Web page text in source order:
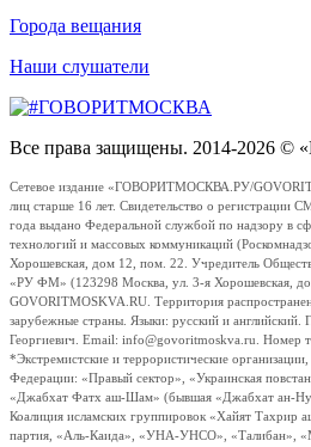
Города вещания
Наши слушатели
Все права защищены. 2014-2026 ©
Сетевое издание «ГОВОРИТМОСКВА.РУ/
лиц старше 16 лет. Свидетельство о
года выдано Федеральной службой по надзору в
технологий и массовых коммуникаций
Хорошевская, дом 12, пом. 22. Учредитель
«РУ ФМ» (123298 Москва, ул. 3-я Хорошевская,
GOVORITMOSKVA.RU. Территория
зарубежные страны. Языки: русский и английский.
Георгиевич. Email: info@govoritmoskva.ru. Номер
*Экстремистские и террористические
Федерации: «Правый сектор», «Украинская
«Джабхат Фатх аш-Шам» (бывшая «Джабхат ан-
Коалиция исламских группировок «Хайят Тахрир
партия, «Аль-Каида», «УНА-УНСО», «Талибан»,